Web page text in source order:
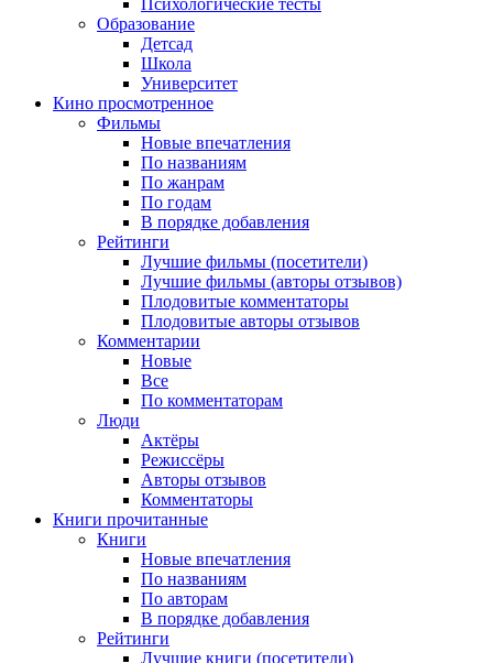
Образование
Детсад
Школа
Университет
Кино просмотренное
Фильмы
Новые впечатления
По названиям
По жанрам
По годам
В порядке добавления
Рейтинги
Лучшие фильмы (посетители)
Лучшие фильмы (авторы отзывов)
Плодовитые комментаторы
Плодовитые авторы отзывов
Комментарии
Новые
Все
По комментаторам
Люди
Актёры
Режиссёры
Авторы отзывов
Комментаторы
Книги прочитанные
Книги
Новые впечатления
По названиям
По авторам
В порядке добавления
Рейтинги
Лучшие книги (посетители)